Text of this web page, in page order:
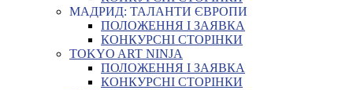
МАДРИД: ТАЛАНТИ ЄВРОПИ
ПОЛОЖЕННЯ І ЗАЯВКА
КОНКУРСНІ СТОРІНКИ
TOKYO ART NINJA
ПОЛОЖЕННЯ І ЗАЯВКА
КОНКУРСНІ СТОРІНКИ